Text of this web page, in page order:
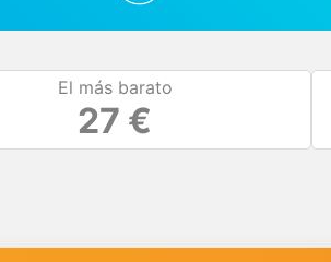
El más barato
27 €